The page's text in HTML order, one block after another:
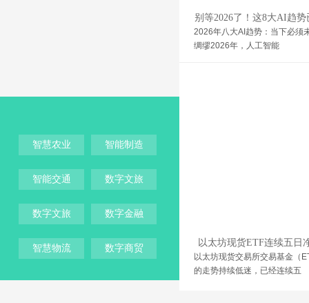
别等2026了！这8大AI趋势
前引爆
2026年八大AI趋势：当下必须
绸缪2026年，人工智能
以太坊现货ETF连续五日
出 创下单周
以太坊现货交易所交易基金（
的走势持续低迷，已经连续五
智慧农业 智能制造
智能交通 数字文旅
数字文旅 数字金融
智慧物流 数字商贸